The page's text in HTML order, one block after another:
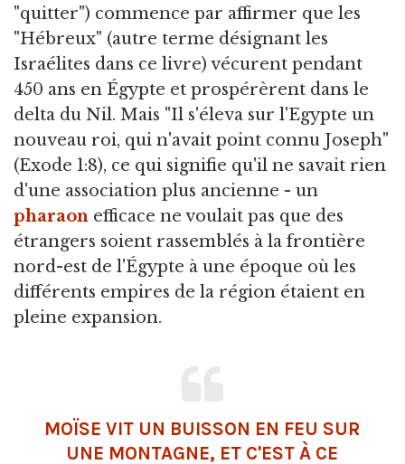
"quitter") commence par affirmer que les
"Hébreux" (autre terme désignant les
Israélites dans ce livre) vécurent pendant
450 ans en Égypte et prospérèrent dans le
delta du Nil. Mais "Il s'éleva sur l'Egypte un
nouveau roi, qui n'avait point connu Joseph"
(Exode 1:8), ce qui signifie qu'il ne savait rien
d'une association plus ancienne - un
pharaon efficace ne voulait pas que des
étrangers soient rassemblés à la frontière
nord-est de l'Égypte à une époque où les
différents empires de la région étaient en
pleine expansion.
MOÏSE VIT UN BUISSON EN FEU SUR
UNE MONTAGNE, ET C'EST À CE